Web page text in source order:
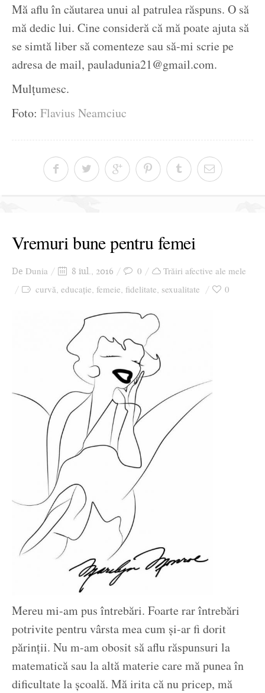
Mă aflu în căutarea unui al patrulea răspuns. O să
mă dedic lui. Cine consideră că mă poate ajuta să
se simtă liber să comenteze sau să-mi scrie pe
adresa de mail, pauladunia21@gmail.com.
Mulțumesc.
Foto: Flavius Neamciuc
Vremuri bune pentru femei
De Dunia 8 iul., 2016 0
Trăiri afective ale mele
curvă, educație, femeie, fidelitate, sexualitate 0
Mereu mi-am pus întrebări. Foarte rar întrebări
potrivite pentru vârsta mea cum și-ar fi dorit
părinții. Nu m-am obosit să aflu răspunsuri la
matematică sau la altă materie care mă punea în
dificultate la școală. Mă irita că nu pricep, mă